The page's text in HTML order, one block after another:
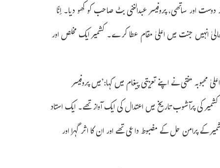
اور ساتھی، پروفیسر عبدالغنی بٹ صاحب کو کھو دیا۔ اِنّا
انہیں جنت میں اعلیٰ مقام عطا کرے۔ کشمیر ایک مخلص اور
مفتی نے اپنے تعزیتی پیغام میں کہا:’میں پروفیسر
کی پرآشوب تاریخ میں اعتدال کی ایک آواز تھے۔ ایک استاد
کے پرامن حل کے مضبوط داعی تھے اور ان کا اثر گہرا اور